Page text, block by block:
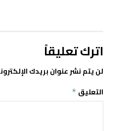
اترك تعليقاً
لن يتم نشر عنوان بريدك
التعليق *